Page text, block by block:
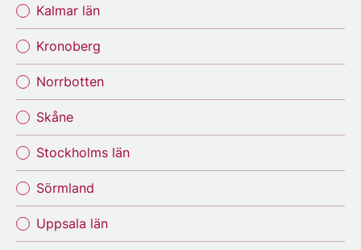
Kalmar län
Kronoberg
Norrbotten
Skåne
Stockholms län
Sörmland
Uppsala län